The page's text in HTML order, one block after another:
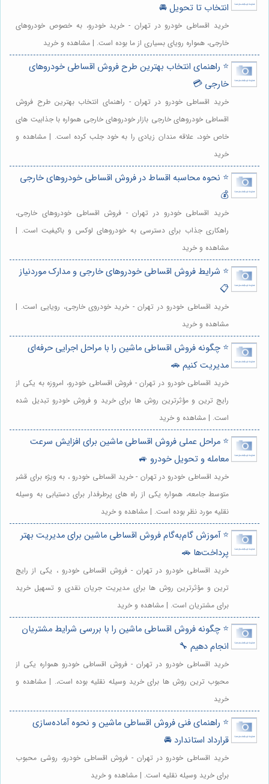
انتخاب تا تحویل 🚘
خرید اقساطی خودرو در تهران - خرید خودرو، به خصوص خودروهای
خارجی، همواره رویای بسیاری از ما بوده است. | مشاهده و خرید
⭐️ راهنمای انتخاب بهترین طرح فروش اقساطی خودروهای
خارجی 💳
خرید اقساطی خودرو در تهران - راهنمای انتخاب بهترین طرح فروش
اقساطی خودروهای خارجی بازار خودروهای خارجی همواره با جذابیت های
خاص خود، علاقه مندان زیادی را به خود جلب کرده است. | مشاهده و
خرید
⭐️ نحوه محاسبه اقساط در فروش اقساطی خودروهای خارجی
💰
خرید اقساطی خودرو در تهران - فروش اقساطی خودروهای خارجی،
راهکاری جذاب برای دسترسی به خودروهای لوکس و باکیفیت است. |
مشاهده و خرید
⭐️ شرایط فروش اقساطی خودروهای خارجی و مدارک موردنیاز
📋
خرید اقساطی خودرو در تهران - خرید خودروی خارجی، رویایی است. |
مشاهده و خرید
⭐️ چگونه فروش اقساطی ماشین را با مراحل اجرایی حرفه‌ای
مدیریت کنیم 🚗
خرید اقساطی خودرو در تهران - فروش اقساطی خودرو، امروزه به یکی از
رایج ترین و مؤثرترین روش ها برای خرید و فروش خودرو تبدیل شده
است. | مشاهده و خرید
⭐️ مراحل عملی فروش اقساطی ماشین برای افزایش سرعت
معامله و تحویل خودرو 🚙
خرید اقساطی خودرو در تهران - خرید اقساطی خودرو ، به ویژه برای قشر
متوسط جامعه، همواره یکی از راه های پرطرفدار برای دستیابی به وسیله
نقلیه مورد نظر بوده است. | مشاهده و خرید
⭐️ آموزش گام‌به‌گام فروش اقساطی ماشین برای مدیریت بهتر
پرداخت‌ها 🚗
خرید اقساطی خودرو در تهران - فروش اقساطی خودرو ، یکی از رایج
ترین و مؤثرترین روش ها برای مدیریت جریان نقدی و تسهیل خرید
برای مشتریان است. | مشاهده و خرید
⭐️ چگونه فروش اقساطی ماشین را با بررسی شرایط مشتریان
انجام دهیم 🔧
خرید اقساطی خودرو در تهران - فروش اقساطی خودرو همواره یکی از
محبوب ترین روش ها برای خرید وسیله نقلیه بوده است،. | مشاهده و
خرید
⭐️ راهنمای فنی فروش اقساطی ماشین و نحوه آماده‌سازی
قرارداد استاندارد 🚘
خرید اقساطی خودرو در تهران - فروش اقساطی خودرو، روشی محبوب
برای خرید وسیله نقلیه است. | مشاهده و خرید